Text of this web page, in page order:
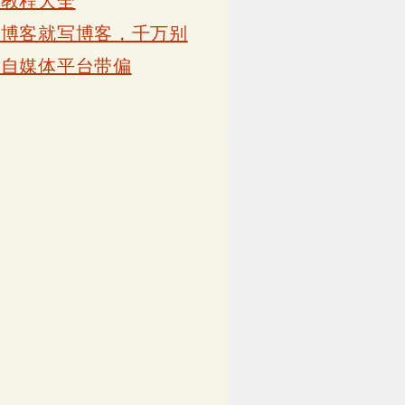
客就写博客，千万别
媒体平台带偏